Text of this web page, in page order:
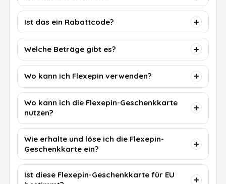
Ist das ein Rabattcode?
Welche Beträge gibt es?
Wo kann ich Flexepin verwenden?
Wo kann ich die Flexepin-Geschenkkarte
nutzen?
Wie erhalte und löse ich die Flexepin-
Geschenkkarte ein?
Ist diese Flexepin-Geschenkkarte für EU